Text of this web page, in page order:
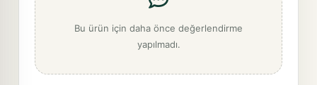
Bu ürün için daha önce değerlendirme
yapılmadı.